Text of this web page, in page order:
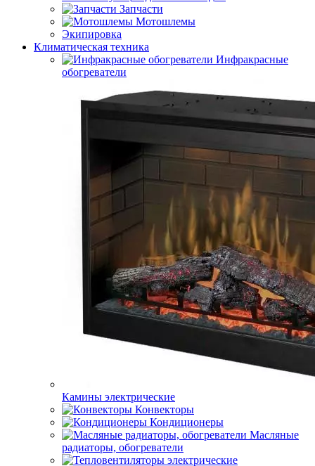
Запчасти
Мотошлемы
Экипировка
Климатическая техника
Инфракрасные
обогреватели
Камины электрические
Конвекторы
Кондиционеры
Масляные
радиаторы, обогреватели